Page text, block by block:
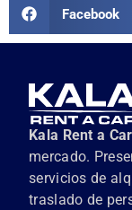
Facebook
Kala Rent a
mercado.
servicios de
traslado de